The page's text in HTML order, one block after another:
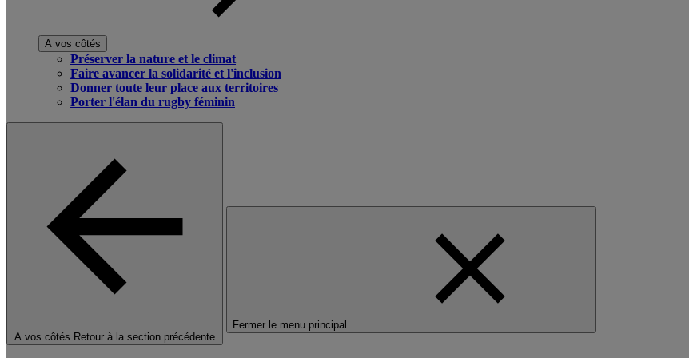
A vos côtés
Préserver la nature et le climat
Faire avancer la solidarité et l'inclusion
Donner toute leur place aux territoires
Porter l'élan du rugby féminin
A vos côtés Retour à la section précédente
Fermer le menu principal